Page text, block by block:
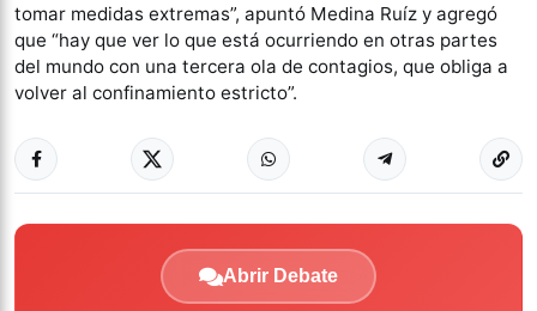
tomar medidas extremas”, apuntó Medina Ruíz y agregó
que “hay que ver lo que está ocurriendo en otras partes
del mundo con una tercera ola de contagios, que obliga a
volver al confinamiento estricto”.
Abrir Debate